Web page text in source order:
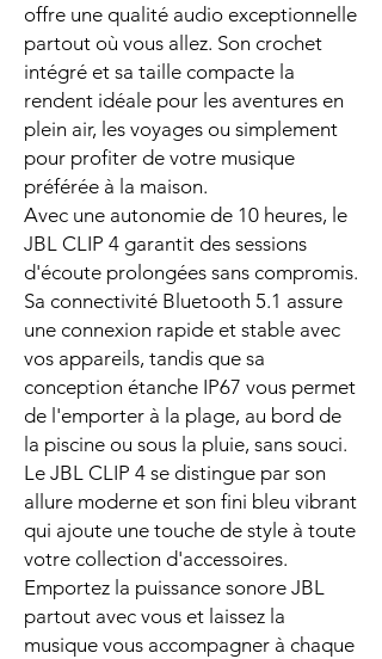
offre une qualité audio exceptionnelle
partout où vous allez. Son crochet
intégré et sa taille compacte la
rendent idéale pour les aventures en
plein air, les voyages ou simplement
pour profiter de votre musique
préférée à la maison.
Avec une autonomie de 10 heures, le
JBL CLIP 4 garantit des sessions
d'écoute prolongées sans compromis.
Sa connectivité Bluetooth 5.1 assure
une connexion rapide et stable avec
vos appareils, tandis que sa
conception étanche IP67 vous permet
de l'emporter à la plage, au bord de
la piscine ou sous la pluie, sans souci.
Le JBL CLIP 4 se distingue par son
allure moderne et son fini bleu vibrant
qui ajoute une touche de style à toute
votre collection d'accessoires.
Emportez la puissance sonore JBL
partout avec vous et laissez la
musique vous accompagner à chaque